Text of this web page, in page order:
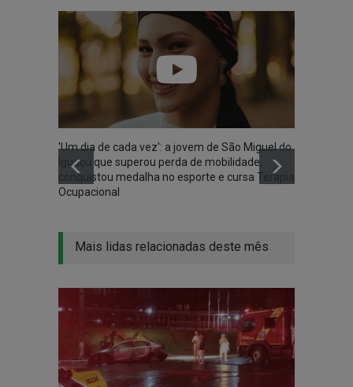
'Um dia de cada vez': a jovem de São Miguel do
Iguaçu que superou perda de mobilidade,
conquistou medalha no esporte e cursa Terapia
Ocupacional
Mais lidas relacionadas deste mês